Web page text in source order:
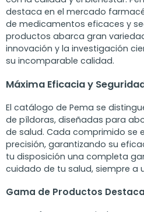
destaca en el mercado
de medicamentos eficaces y
productos abarca gran
innovación y la investigación
su incomparable calidad.
Máxima Eficacia y
El catálogo de Pema se
de píldoras, diseñadas para
de salud. Cada comprimido se
precisión, garantizando su
tu disposición una completa
cuidado de tu salud, siempre a
Gama de Productos